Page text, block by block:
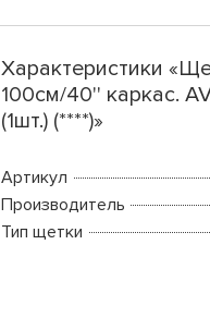
Характеристики
100см/40'' каркас.
(1шт.) (****)»
Артикул
Производитель
Тип щетки